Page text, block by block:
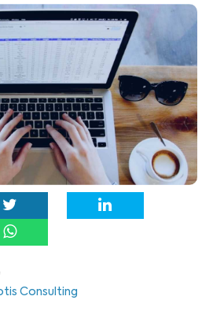
Consulting